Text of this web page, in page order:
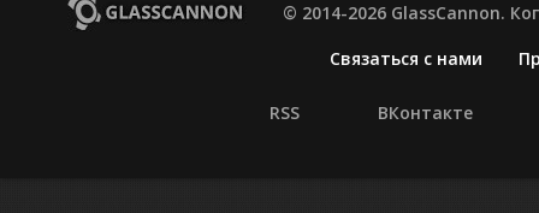
© 2014-2026 GlassCannon.
Связаться с нами
RSS ВКонтакте